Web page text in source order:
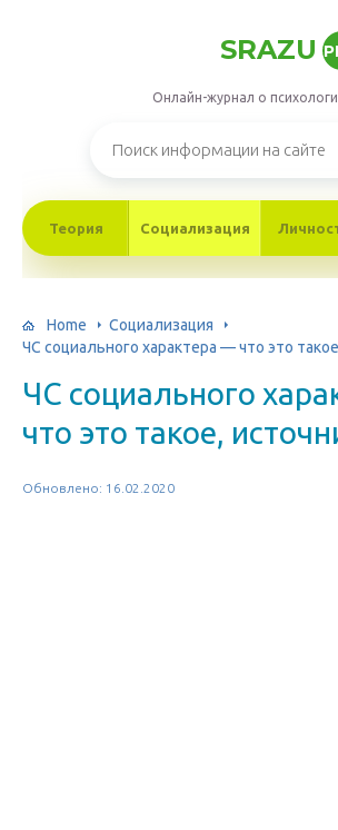
SRAZU
Онлайн-журнал о
Теория Социализация
Home
Социализация
ЧС социального характера — что это
ЧС социального
что это такое,
Обновлено: 16.02.2020